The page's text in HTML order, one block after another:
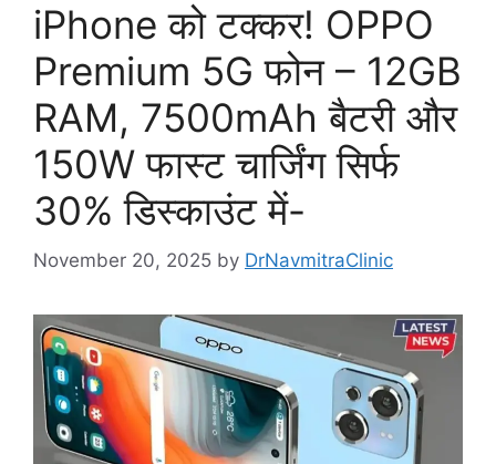
iPhone को टक्कर! OPPO
Premium 5G फोन – 12GB
RAM, 7500mAh बैटरी और
150W फास्ट चार्जिंग सिर्फ
30% डिस्काउंट में-
November 20, 2025 by DrNavmitraClinic